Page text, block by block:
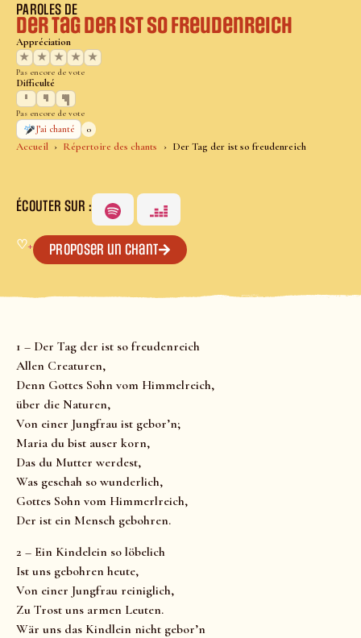
Accueil Répertoire des chants Der Tag der ist so freudenreich
PAROLES DE
Der Tag der ist so freudenreich
Appréciation
★
★ ★ ★ ★
Pas encore de vote
Difficulté
Pas encore de vote
J’ai chanté
0
ÉCOUTER SUR :
♡+ Proposer un chant
1 – Der Tag der ist so freudenreich
Allen Creaturen,
Denn Gottes Sohn vom Himmelreich,
über die Naturen,
Von einer Jungfrau ist gebor’n;
Maria du bist auser korn,
Das du Mutter werdest,
Was geschah so wunderlich,
Gottes Sohn vom Himmerlreich,
Der ist ein Mensch gebohren.
2 – Ein Kindelein so löbelich
Ist uns gebohren heute,
Von einer Jungfrau reiniglich,
Zu Trost uns armen Leuten.
Wär uns das Kindlein nicht gebor’n